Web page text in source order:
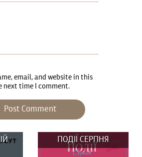
email, and website in this
next time I comment.
ПОДІЇ СЕРПНЯ